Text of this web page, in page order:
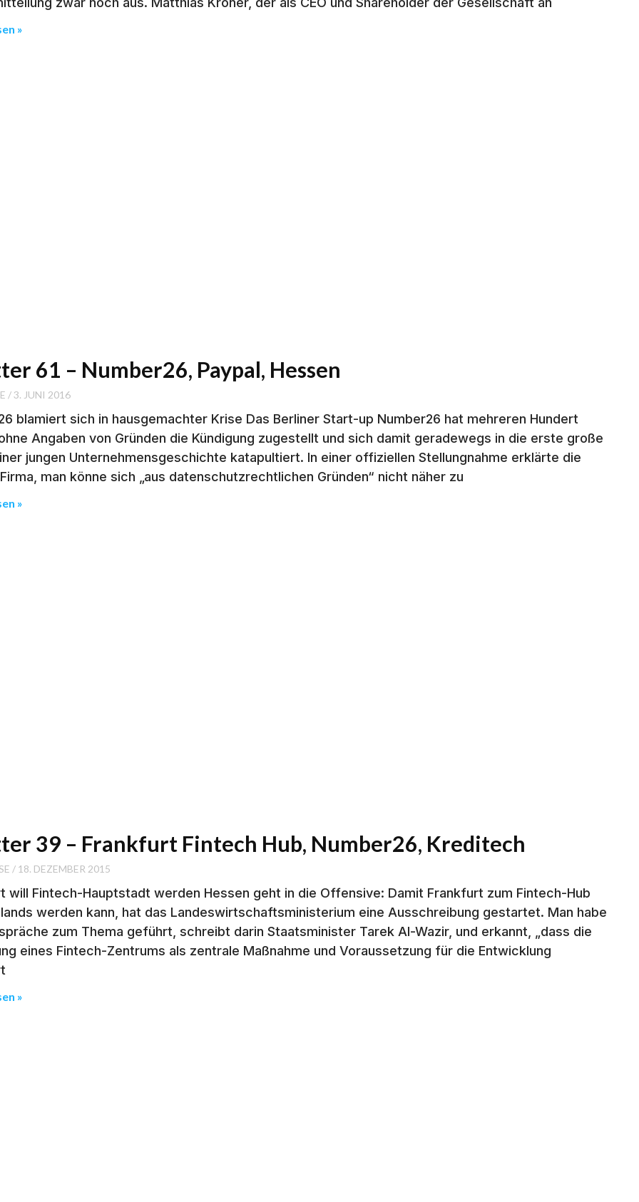
»
61 – Number26, Paypal, Hessen
3. JUNI 2016
blamiert sich in hausgemachter Krise Das Berliner Start-up Number26 hat mehreren Hundert
Angaben von Gründen die Kündigung zugestellt und sich damit geradewegs in die erste große
jungen Unternehmensgeschichte katapultiert. In einer offiziellen Stellungnahme erklärte die
man könne sich „aus datenschutzrechtlichen Gründen“ nicht näher zu
»
39 – Frankfurt Fintech Hub, Number26, Kreditech
18. DEZEMBER 2015
will Fintech-Hauptstadt werden Hessen geht in die Offensive: Damit Frankfurt zum Fintech-Hub
werden kann, hat das Landeswirtschaftsministerium eine Ausschreibung gestartet. Man habe
zum Thema geführt, schreibt darin Staatsminister Tarek Al-Wazir, und erkannt, „dass die
eines Fintech-Zentrums als zentrale Maßnahme und Voraussetzung für die Entwicklung
»